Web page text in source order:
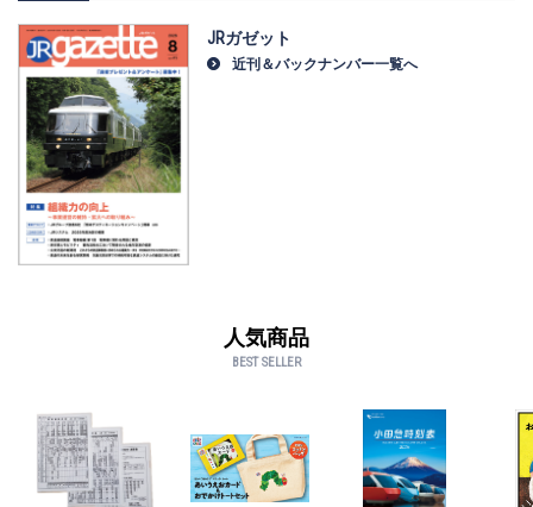
JRガゼット
近刊＆バックナンバー一覧へ
人気商品
BEST SELLER